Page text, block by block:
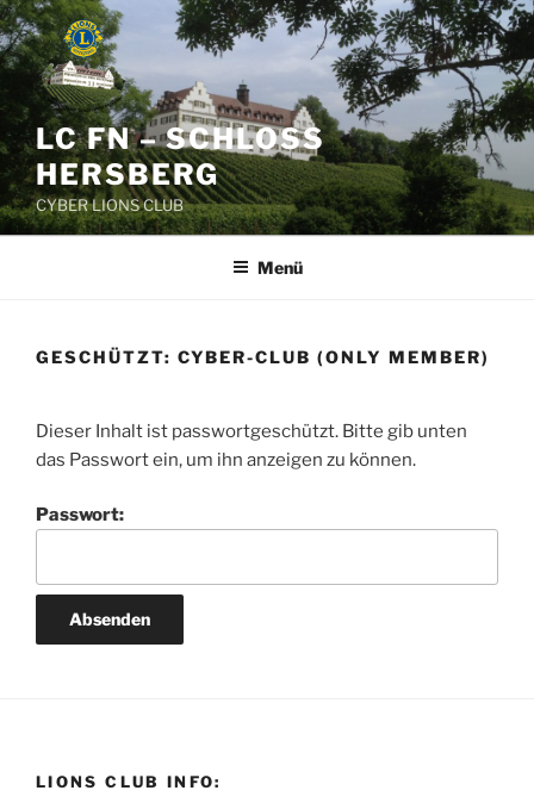
Zum
Inhalt
springen
LC FN – SCHLOSS
HERSBERG
CYBER LIONS CLUB
Menü
GESCHÜTZT: CYBER-CLUB (ONLY MEMBER)
Dieser Inhalt ist passwortgeschützt. Bitte gib unten
das Passwort ein, um ihn anzeigen zu können.
Passwort:
LIONS CLUB INFO: